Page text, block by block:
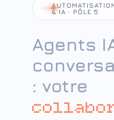
& IA · PÔLE 5
Agents
: votre